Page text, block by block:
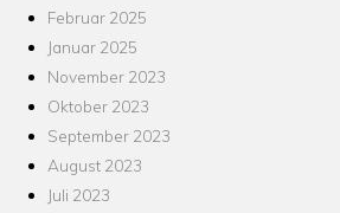
Februar 2025
Januar 2025
November 2023
Oktober 2023
September 2023
August 2023
Juli 2023